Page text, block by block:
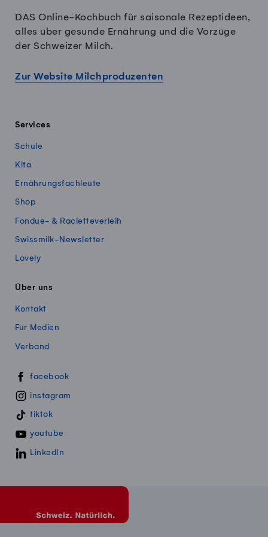
DAS Online-Kochbuch für saisonale Rezeptideen,
alles über gesunde Ernährung und die Vorzüge
der Schweizer Milch.
Zur Website Milchproduzenten
Services
Schule
Kita
Ernährungsfachleute
Shop
Fondue- & Racletteverleih
Swissmilk-Newsletter
Lovely
Über uns
Kontakt
Für Medien
Verband
Swissmillk auf Social Media
facebook
instagram
tiktok
youtube
LinkedIn